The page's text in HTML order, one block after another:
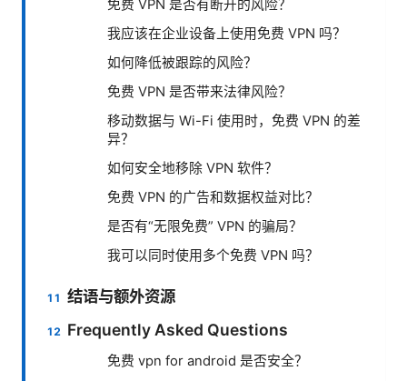
免费 VPN 是否有断开的风险？
我应该在企业设备上使用免费 VPN 吗？
如何降低被跟踪的风险？
免费 VPN 是否带来法律风险？
移动数据与 Wi-Fi 使用时，免费 VPN 的差
异？
如何安全地移除 VPN 软件？
免费 VPN 的广告和数据权益对比？
是否有“无限免费” VPN 的骗局？
我可以同时使用多个免费 VPN 吗？
结语与额外资源
Frequently Asked Questions
免费 vpn for android 是否安全？